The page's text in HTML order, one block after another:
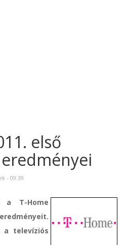
első
- 09:39
a T-Home
televíziós